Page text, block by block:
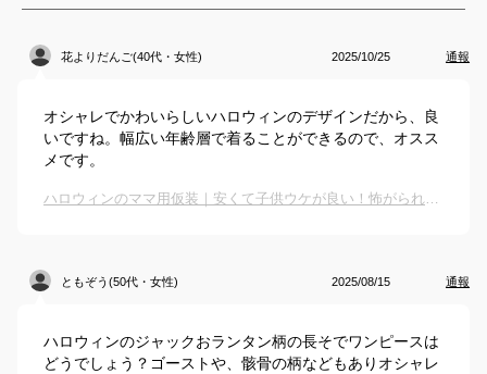
花よりだんご(40代・女性) 2025/10/25 通報
オシャレでかわいらしいハロウィンのデザインだから、良
いですね。幅広い年齢層で着ることができるので、オスス
メです。
ハロウィンのママ用仮装｜安くて子供ウケが良い！怖がられないコスプレ衣装のおすすめは？
ともぞう(50代・女性) 2025/08/15 通報
ハロウィンのジャックおランタン柄の長そでワンピースは
どうでしょう？ゴーストや、骸骨の柄などもありオシャレ